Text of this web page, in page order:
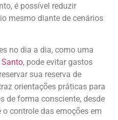
é possível reduzir
mesmo diante de cenários
no dia a dia, como uma
, pode evitar gastos
sua reserva de
orientações práticas para
de forma consciente, desde
controle das emoções em